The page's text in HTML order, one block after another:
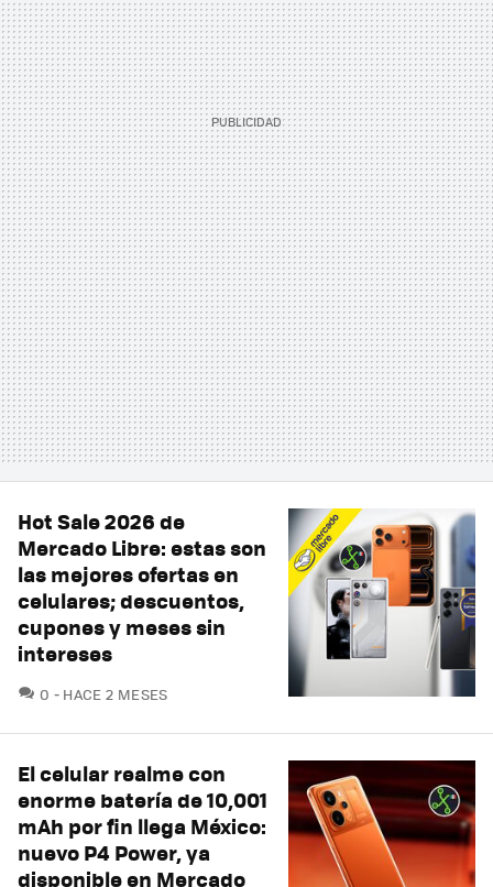
Hot Sale 2026 de
Mercado Libre: estas son
las mejores ofertas en
celulares; descuentos,
cupones y meses sin
intereses
0 COMENTARIOS
HACE 2 MESES
El celular realme con
enorme batería de 10,001
mAh por fin llega México:
nuevo P4 Power, ya
disponible en Mercado